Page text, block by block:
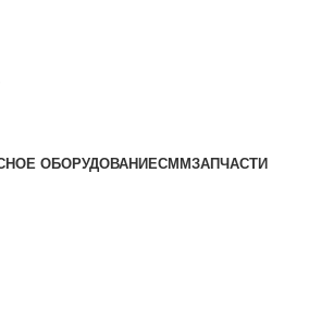
ОБОРУДОВАНИЕСММЗАПЧАСТИ